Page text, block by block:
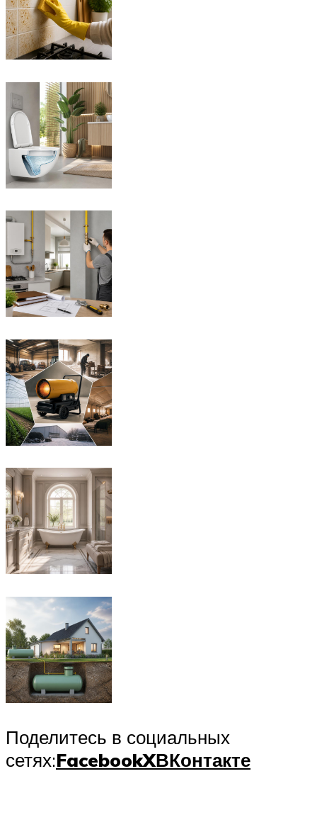
Поделитесь в социальных
сетях:FacebookXВКонтакте